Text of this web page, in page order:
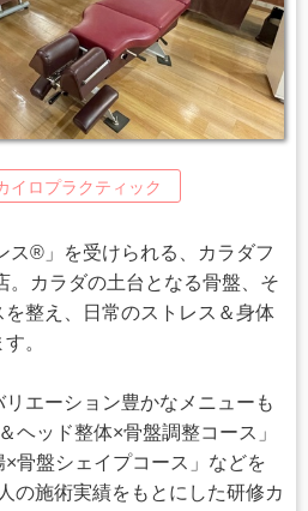
イロプラクティック
ス®」を受けられる、カラダフ
。カラダの土台となる骨盤、そ
整え、日常のストレス＆身体
。
エーション豊かなメニューも
ヘッド整体×骨盤調整コース」
×骨盤シェイプコース」などを
の施術実績をもとにした研修カ